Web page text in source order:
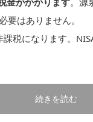
はありません。
税になります。
続きを読む